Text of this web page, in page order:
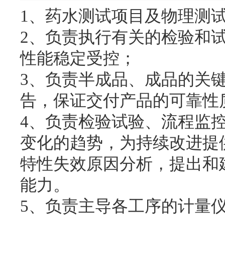
1、药水测试项目及物理测
2、负责执行有关的检验和
性能稳定受控；
3、负责半成品、成品的关
告，保证交付产品的可靠
4、负责检验试验、流程监
变化的趋势，为持续改进
特性失效原因分析，提出
能力。
5、负责主导各工序的计量